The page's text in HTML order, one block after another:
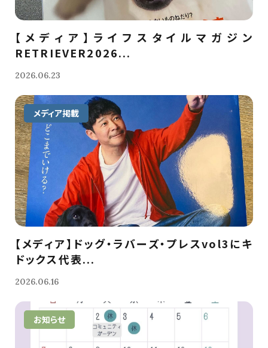
【メディア】ライフスタイルマガジン
RETRIEVER2026...
2026.06.23
メディア掲載
【メディア】ドッグ・ラバーズ・プレスvol3にキ
ドックス代表...
2026.06.16
お知らせ